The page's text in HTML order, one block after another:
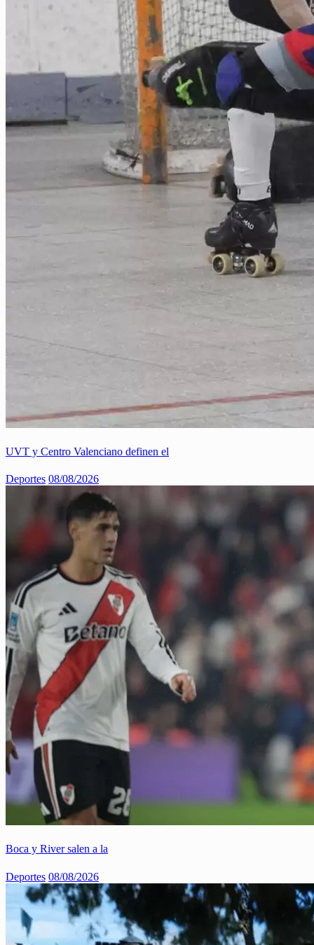
UVT y Centro Valenciano definen el
Deportes 08/08/2026
Boca y River salen a la
Deportes 08/08/2026